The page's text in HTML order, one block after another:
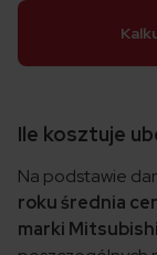
Ile kosztuje
Na podstawie
roku średnia
marki Mitsubishi